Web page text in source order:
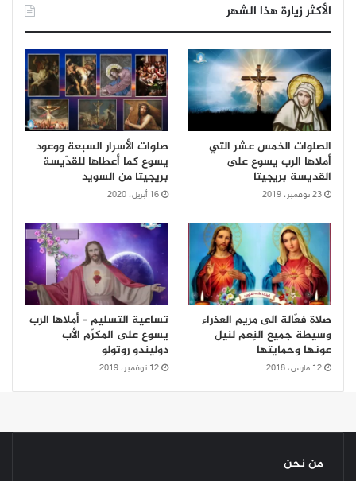
الأكثر زيارة هذا الشهر
الصلوات الخمس عشر التي
أملاها الرب يسوع على
القديسة بريجيتا
23 نوفمبر، 2019
صلوات الأسرار السبعة ووعود
يسوع كما أعطاها للقدّيسة
بريجيتا من السويد
16 أبريل، 2020
صلاة فعّالة الى مريم العذراء
وسيطة جميع النِعم لنيل
عونها وحمايتها
12 مارس، 2018
تساعية التسليم – أملاها الرب
يسوع على المكرّم الأب
دوليندو روتولو
12 نوفمبر، 2019
من نحن